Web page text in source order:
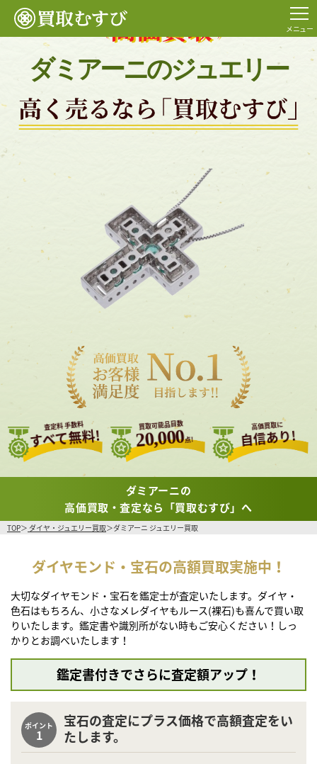
メニュー
ダミアーニのジュエリー
査定料 手数料
すべて無料!
買取可能品目数
20,000点!
高価買取に
自信あり!
ダミアーニの
高価買取・査定なら「買取むすび」へ
TOP ダイヤ・ジュエリー買取 ダミアーニ ジュエリー買取
ダイヤモンド・宝石の高額買取実施中！
大切なダイヤモンド・宝石を鑑定士が査定いたします。ダイヤ・
色石はもちろん、小さなメレダイヤもルース(裸石)も喜んで買い取
りいたします。鑑定書や識別所がない時もご安心ください！しっ
かりとお調べいたします！
鑑定書付きでさらに査定額アップ！
ポイント
1
宝石の査定にプラス価格で高額査定をい
たします。